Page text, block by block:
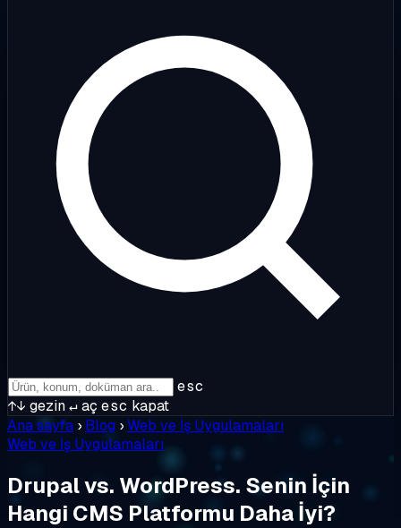
esc
↑↓ gezin↵aç esc kapat
Ana sayfa › Blog ›Web ve İş Uygulamaları
Web ve İş Uygulamaları
Drupal vs. WordPress. Senin İçin
Hangi CMS Platformu Daha İyi?